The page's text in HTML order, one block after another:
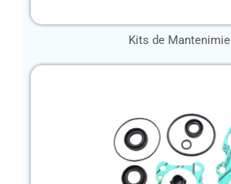
Kits de